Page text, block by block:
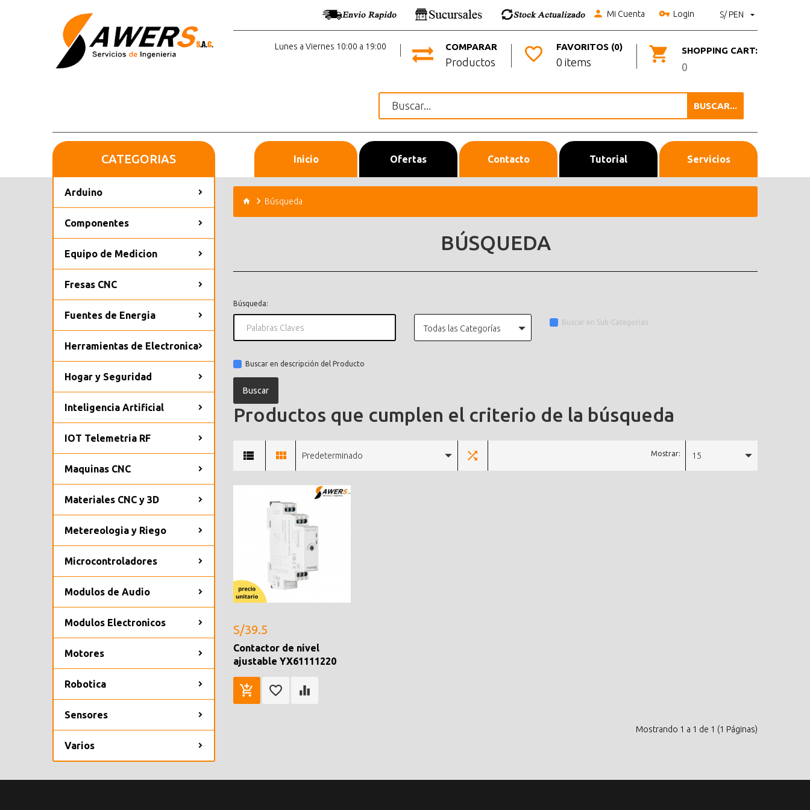
S/ PEN
Mi Cuenta Login
SHOPPING CART:
0
FAVORITOS (0)
0 items
COMPARAR
Productos
Lunes a Viernes 10:00 a 19:00
BUSCAR...
Inicio Ofertas Contacto Tutorial Servicios
CATEGORIAS
Arduino
Componentes
Equipo de Medicion
Fresas CNC
Fuentes de Energia
Herramientas de Electronica
Hogar y Seguridad
Inteligencia Artificial
IOT Telemetria RF
Maquinas CNC
Materiales CNC y 3D
Metereologia y Riego
Microcontroladores
Modulos de Audio
Modulos Electronicos
Motores
Robotica
Sensores
Varios
Búsqueda
BÚSQUEDA
Búsqueda:
Todas las Categorías
Buscar en Sub-Categorías
Buscar en descripción del Producto
Productos que cumplen el criterio de la búsqueda
Predeterminado Mostrar: 15
S/39.5
Contactor de nivel
ajustable YX61111220
Mostrando 1 a 1 de 1 (1 Páginas)